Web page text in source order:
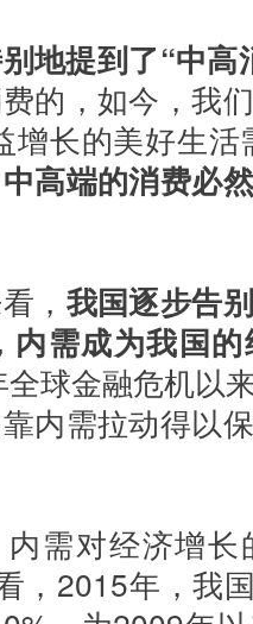
地提到了“中高
的，如今，我
增长的美好生活
高端的消费必
， 我国逐步告
需成为我国
球金融危机以
内需拉动得以
需对经济增
，2015年，我